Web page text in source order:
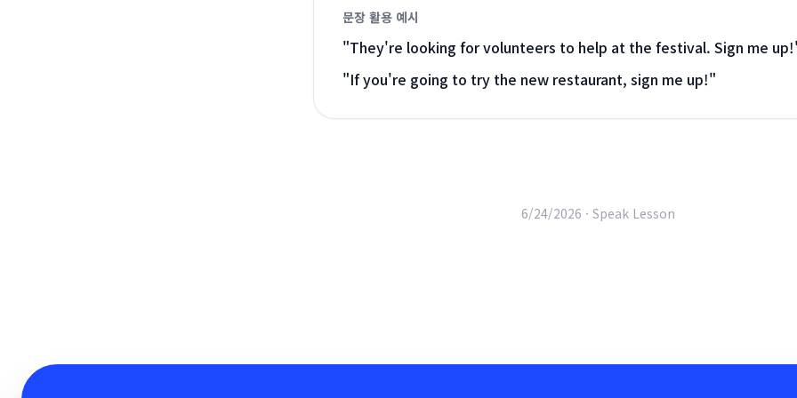
문장 활용 예시
"They're looking for volunteers to help at the festival. Sign me up!
"If you're going to try the new restaurant, sign me up!"
6/24/2026 · Speak Lesson